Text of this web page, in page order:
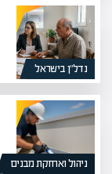
נדל”ן בישראל
ניהול ואחזקת מבנים